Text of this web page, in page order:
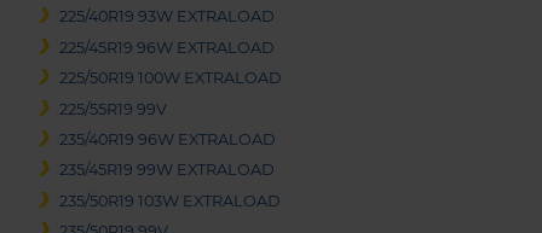
225/40R19 93W EXTRALOAD
225/45R19 96W EXTRALOAD
225/50R19 100W EXTRALOAD
225/55R19 99V
235/40R19 96W EXTRALOAD
235/45R19 99W EXTRALOAD
235/50R19 103W EXTRALOAD